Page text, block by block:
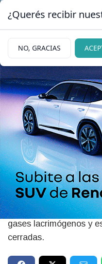
04/06/2026
VIDEO:
Chile entre
policías por
educativo
Una multitudinaria
de Santiago derivó en
gases lacrimógenos y
cerradas.
¿Querés recibir
NO, GRACIAS